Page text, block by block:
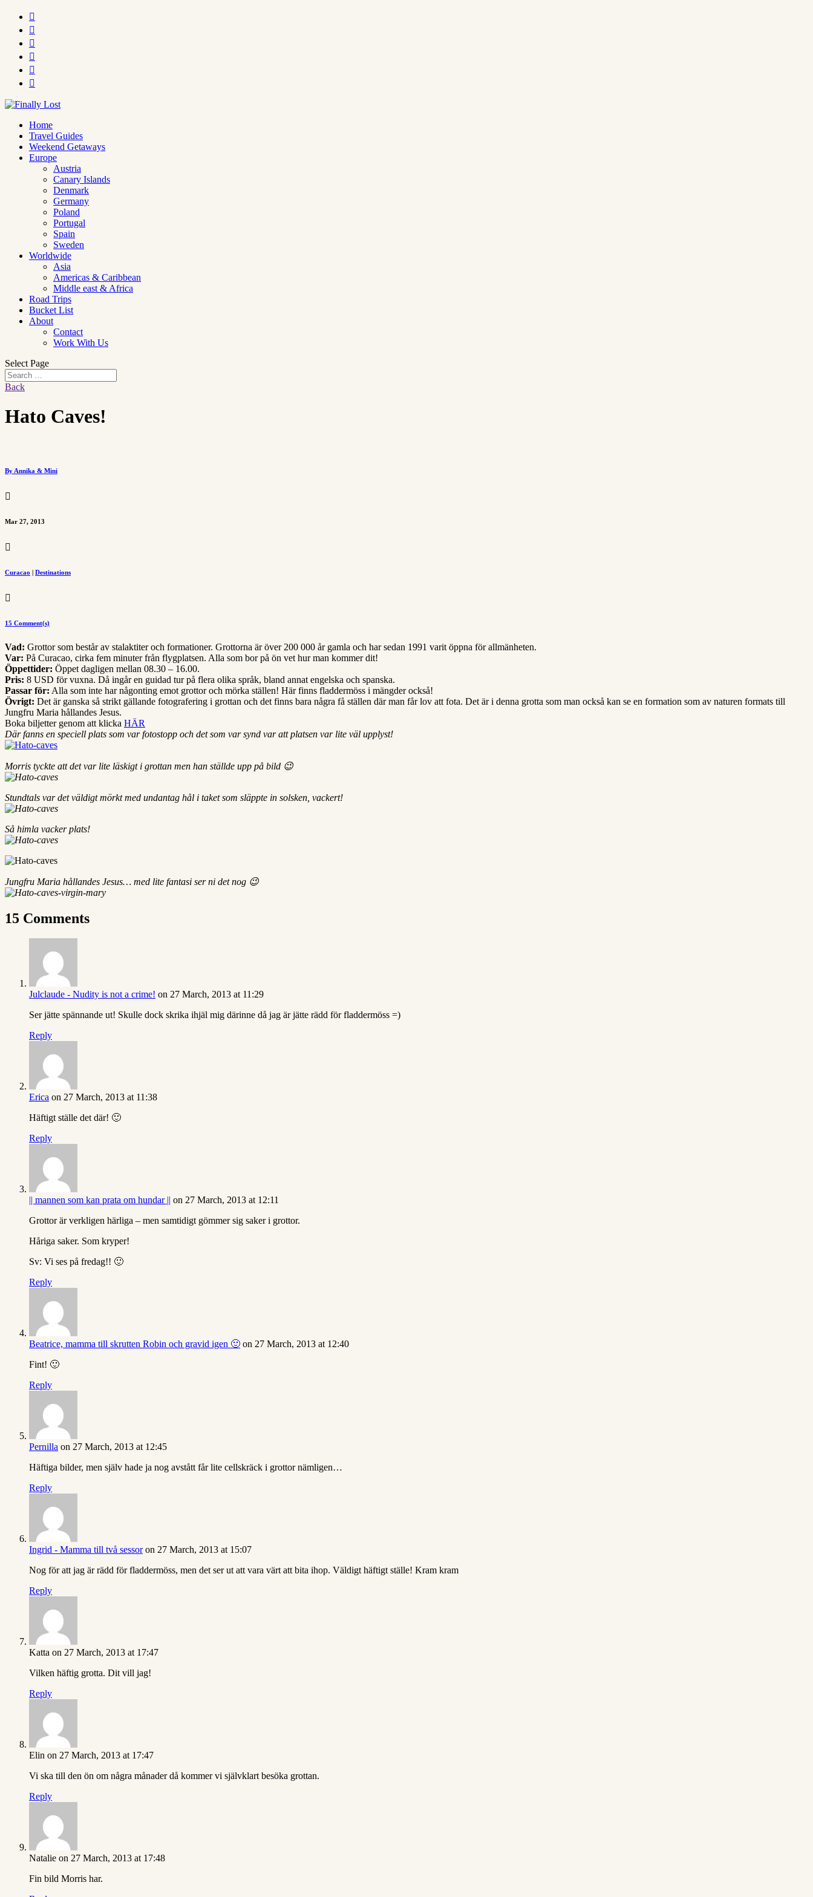






Home
Travel Guides
Weekend Getaways
Europe
Austria
Canary Islands
Denmark
Germany
Poland
Portugal
Spain
Sweden
Worldwide
Asia
Americas & Caribbean
Middle east & Africa
Road Trips
Bucket List
About
Contact
Work With Us
Select Page
Back
Hato Caves!
By Annika & Mini

Mar 27, 2013

Curacao | Destinations

15 Comment(s)
Vad: Grottor som består av stalaktiter och formationer. Grottorna är över 200 000 år gamla och har sedan 1991 varit öppna för allmänheten.
Var: På Curacao, cirka fem minuter från flygplatsen. Alla som bor på ön vet hur man kommer dit!
Öppettider: Öppet dagligen mellan 08.30 – 16.00.
Pris: 8 USD för vuxna. Då ingår en guidad tur på flera olika språk, bland annat engelska och spanska.
Passar för: Alla som inte har någonting emot grottor och mörka ställen! Här finns fladdermöss i mängder också!
Övrigt: Det är ganska så strikt gällande fotografering i grottan och det finns bara några få ställen där man får lov att fota. Det är i denna grotta som man också kan se en formation som av naturen formats till
Jungfru Maria hållandes Jesus.
Boka biljetter genom att klicka HÄR
Där fanns en speciell plats som var fotostopp och det som var synd var att platsen var lite väl upplyst!
Morris tyckte att det var lite läskigt i grottan men han ställde upp på bild 😉
Stundtals var det väldigt mörkt med undantag hål i taket som släppte in solsken, vackert!
Så himla vacker plats!
Jungfru Maria hållandes Jesus… med lite fantasi ser ni det nog 😉
15 Comments
Julclaude - Nudity is not a crime! on 27 March, 2013 at 11:29
Ser jätte spännande ut! Skulle dock skrika ihjäl mig därinne då jag är jätte rädd för fladdermöss =)
Reply
Erica on 27 March, 2013 at 11:38
Häftigt ställe det där! 🙂
Reply
|| mannen som kan prata om hundar || on 27 March, 2013 at 12:11
Grottor är verkligen härliga – men samtidigt gömmer sig saker i grottor.
Håriga saker. Som kryper!
Sv: Vi ses på fredag!! 🙂
Reply
Beatrice, mamma till skrutten Robin och gravid igen 🙂 on 27 March, 2013 at 12:40
Fint! 🙂
Reply
Pernilla on 27 March, 2013 at 12:45
Häftiga bilder, men själv hade ja nog avstått får lite cellskräck i grottor nämligen…
Reply
Ingrid - Mamma till två sessor on 27 March, 2013 at 15:07
Nog för att jag är rädd för fladdermöss, men det ser ut att vara värt att bita ihop. Väldigt häftigt ställe! Kram kram
Reply
Katta on 27 March, 2013 at 17:47
Vilken häftig grotta. Dit vill jag!
Reply
Elin on 27 March, 2013 at 17:47
Vi ska till den ön om några månader då kommer vi självklart besöka grottan.
Reply
Natalie on 27 March, 2013 at 17:48
Fin bild Morris har.